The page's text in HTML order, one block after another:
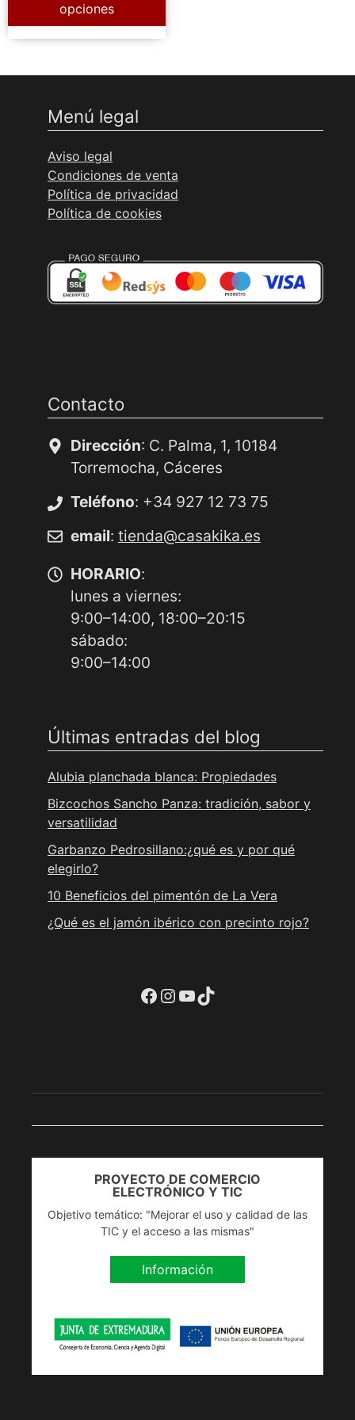
opciones
Menú legal
Aviso legal
Condiciones de venta
Política de privacidad
Política de cookies
Contacto
Dirección: C. Palma, 1, 10184
Torremocha, Cáceres
Teléfono: +34 927 12 73 75
email: tienda@casakika.es
HORARIO:
lunes a viernes:
9:00–14:00, 18:00–20:15
sábado:
9:00–14:00
Últimas entradas del blog
Alubia planchada blanca: Propiedades
Bizcochos Sancho Panza: tradición, sabor y
versatilidad
Garbanzo Pedrosillano:¿qué es y por qué
elegirlo?
10 Beneficios del pimentón de La Vera
¿Qué es el jamón ibérico con precinto rojo?
Ir a la cuenta de facebook de Restaurante Tuétano
Ir a la cuenta de Instagram de Restaurante Tuétano
YouTube
TikTok
PROYECTO DE COMERCIO
ELECTRÓNICO Y TIC
Objetivo temático: "Mejorar el uso y calidad de las
TIC y el acceso a las mismas"
Información